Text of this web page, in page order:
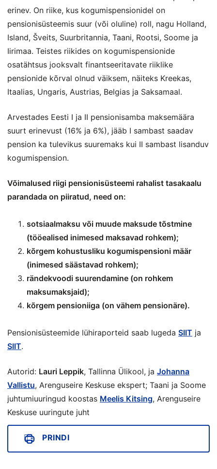
erinev. On riike, kus kogumispensionidel on
pensionisüsteemis suur (või oluline) roll, nagu Holland,
Island, Šveits, Suurbritannia, Taani, Rootsi, Soome ja
Iirimaa. Teistes riikides on kogumispensionide
osatähtsus jooksvalt finantseeritavate riiklike
pensionide kõrval olnud väiksem, näiteks Kreekas,
Itaalias, Ungaris, Austrias, Belgias ja Saksamaal.
Arvestades Eesti I ja II pensionisamba maksemäära
suurt erinevust (16% ja 6%), jääb I sambast saadav
pension ka tulevikus suuremaks kui II sambast lisanduv
kogumispension.
Võimalused riigi pensionisüsteemi rahalist tasakaalu
parandada on piiratud, need on:
sotsiaalmaksu või muude maksude tõstmine
(tööealised inimesed maksavad rohkem);
kõrgem kohustusliku kogumispensioni määr
(inimesed säästavad rohkem);
rändekvoodi suurendamine (on rohkem
maksumaksjaid);
kõrgem pensioniiga (on vähem pensionäre).
Pensionisüsteemide lühiraporteid saab lugeda SIIT ja
SIIT.
Autorid: Lauri Leppik, Tallinna Ülikool, ja Johanna
Vallistu, Arenguseire Keskuse ekspert; Taani ja Soome
juhtumiuuringud koostas Meelis Kitsing, Arenguseire
Keskuse uuringute juht
PRINDI